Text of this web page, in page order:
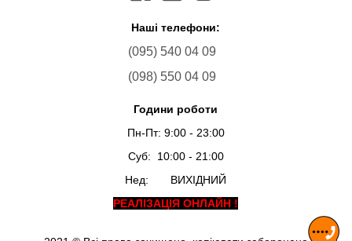
Наші телефони:
(095) 540 04 09
(098) 550 04 09
Години роботи
Пн-Пт: 9:00 - 23:00
Суб: 10:00 - 21:00
Нед: ВИХІДНИЙ
РЕАЛІЗАЦІЯ ОНЛАЙН !